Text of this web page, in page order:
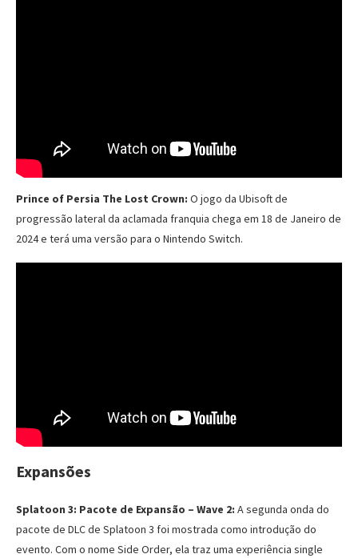
Prince of Persia The Lost Crown: O jogo da Ubisoft de
progressão lateral da aclamada franquia chega em 18 de Janeiro de
2024 e terá uma versão para o Nintendo Switch.
Expansões
Splatoon 3: Pacote de Expansão – Wave 2: A segunda onda do
pacote de DLC de Splatoon 3 foi mostrada como introdução do
evento. Com o nome Side Order, ela traz uma experiência single